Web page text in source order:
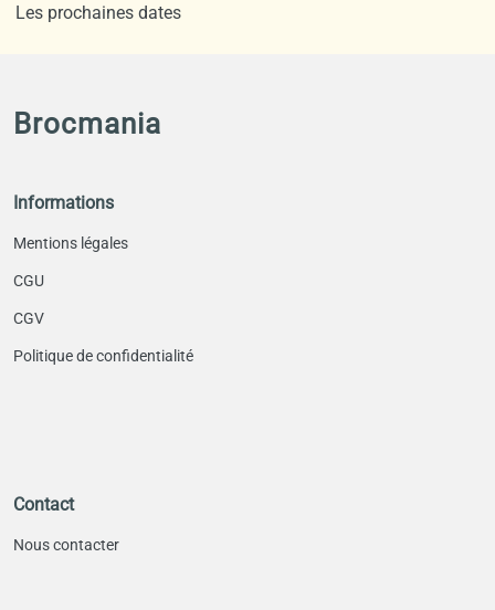
Les prochaines dates
Brocmania
Informations
Mentions légales
CGU
CGV
Politique de confidentialité
Contact
Nous contacter